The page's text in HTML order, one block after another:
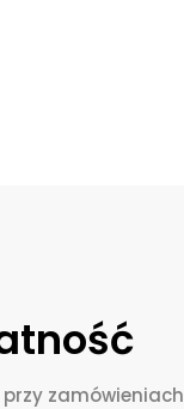
przy zamówieniach